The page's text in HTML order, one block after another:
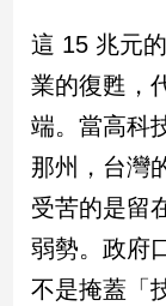
點
南
台
觀
點
娛
這 15 兆元
業的復甦，
端。當高科
那州，台灣
受苦的是留
弱勢。政府
不是掩蓋「